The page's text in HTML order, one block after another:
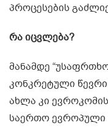
პროცესების
რა იცვლება?
მანამდე “უსაფრთხო
კონკრეტული წევრი
ახლა კი
საერთო ევროპული